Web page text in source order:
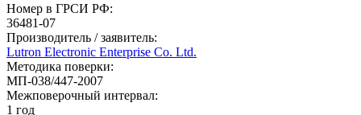
Номер в ГРСИ РФ:
36481-07
Производитель / заявитель:
Lutron Electronic Enterprise Co. Ltd.
Методика поверки:
МП-038/447-2007
Межповерочный интервал:
1 год